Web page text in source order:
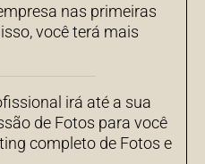
nas primeiras
você terá mais
irá até a sua
de Fotos para você
completo de Fotos e